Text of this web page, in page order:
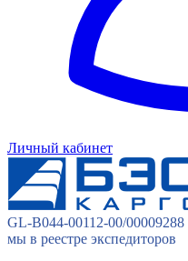
Личный кабинет
GL-B044-00112-00/00009288
мы в реестре экспедиторов